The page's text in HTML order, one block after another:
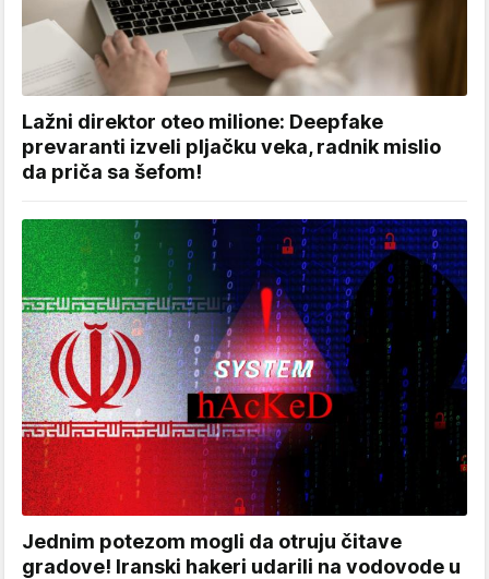
Lažni direktor oteo milione: Deepfake
prevaranti izveli pljačku veka, radnik mislio
da priča sa šefom!
Jednim potezom mogli da otruju čitave
gradove! Iranski hakeri udarili na vodovode u